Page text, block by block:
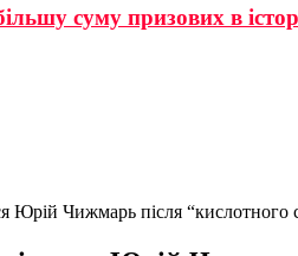
суму призових в
Юрій Чижмарь після “кислотного